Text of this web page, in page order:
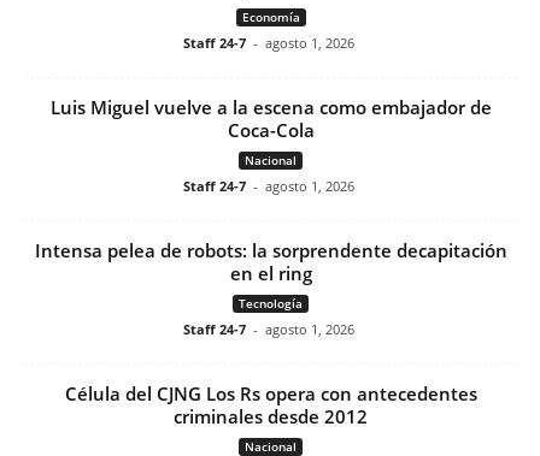
Economía
Staff 24-7 - agosto 1, 2026
Luis Miguel vuelve a la escena como embajador de
Coca-Cola
Nacional
Staff 24-7 - agosto 1, 2026
Intensa pelea de robots: la sorprendente decapitación
en el ring
Tecnología
Staff 24-7 - agosto 1, 2026
Célula del CJNG Los Rs opera con antecedentes
criminales desde 2012
Nacional